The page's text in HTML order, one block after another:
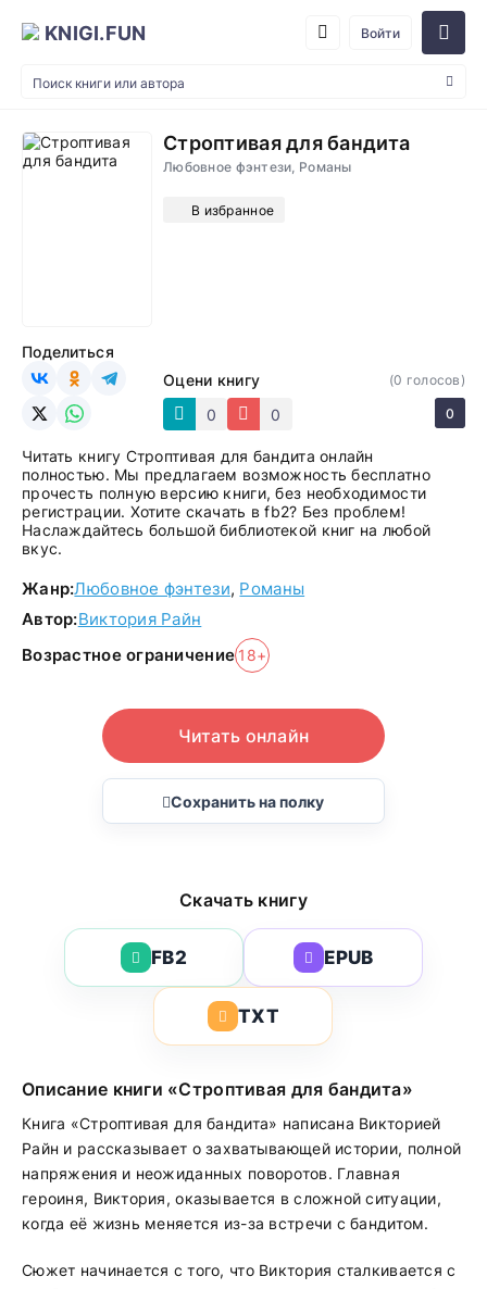
KNIGI.FUN Войти
Строптивая для бандита
Любовное фэнтези, Романы
В избранное
Оцени книгу
0
0
(0 голосов)
0
Поделиться
Читать книгу Строптивая для бандита онлайн
полностью. Мы предлагаем возможность бесплатно
прочесть полную версию книги, без необходимости
регистрации. Хотите скачать в fb2? Без проблем!
Наслаждайтесь большой библиотекой книг на любой
вкус.
Жанр:Любовное фэнтези, Романы
Автор:Виктория Райн
Возрастное ограничение 18+
Читать онлайн
Сохранить на полку
Скачать книгу
FB2 EPUB
TXT
Описание книги «Строптивая для бандита»
Книга «Строптивая для бандита» написана Викторией
Райн и рассказывает о захватывающей истории, полной
напряжения и неожиданных поворотов. Главная
героиня, Виктория, оказывается в сложной ситуации,
когда её жизнь меняется из-за встречи с бандитом.
Сюжет начинается с того, что Виктория сталкивается с